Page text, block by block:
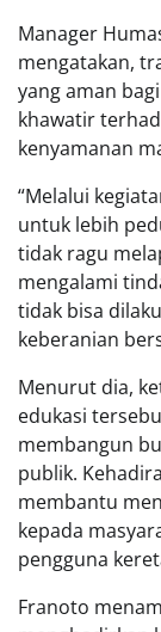
Manager
mengatakan,
yang aman
khawatir
kenyamanan
“Melalui
untuk lebih
tidak ragu
mengalami
tidak bisa
keberanian
Menurut dia,
edukasi
membangun
publik.
membantu
kepada
pengguna
Franoto